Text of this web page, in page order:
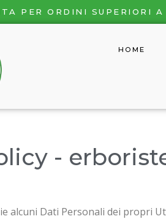
PER ORDINI SUPERIORI A
HOME
-
alcuni Dati Personali dei propri